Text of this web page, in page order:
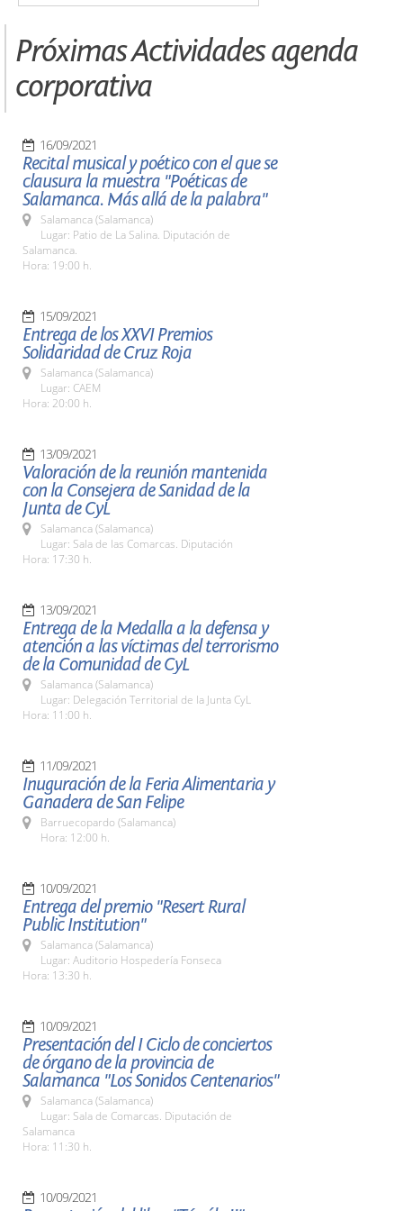
Próximas Actividades agenda
corporativa
16/09/2021
Recital musical y poético con el que se
clausura la muestra "Poéticas de
Salamanca. Más allá de la palabra"
Salamanca (Salamanca)
Lugar: Patio de La Salina. Diputación de
Salamanca.
Hora: 19:00 h.
15/09/2021
Entrega de los XXVI Premios
Solidaridad de Cruz Roja
Salamanca (Salamanca)
Lugar: CAEM
Hora: 20:00 h.
13/09/2021
Valoración de la reunión mantenida
con la Consejera de Sanidad de la
Junta de CyL
Salamanca (Salamanca)
Lugar: Sala de las Comarcas. Diputación
Hora: 17:30 h.
13/09/2021
Entrega de la Medalla a la defensa y
atención a las víctimas del terrorismo
de la Comunidad de CyL
Salamanca (Salamanca)
Lugar: Delegación Territorial de la Junta CyL
Hora: 11:00 h.
11/09/2021
Inuguración de la Feria Alimentaria y
Ganadera de San Felipe
Barruecopardo (Salamanca)
Hora: 12:00 h.
10/09/2021
Entrega del premio "Resert Rural
Public Institution"
Salamanca (Salamanca)
Lugar: Auditorio Hospedería Fonseca
Hora: 13:30 h.
10/09/2021
Presentación del I Ciclo de conciertos
de órgano de la provincia de
Salamanca "Los Sonidos Centenarios"
Salamanca (Salamanca)
Lugar: Sala de Comarcas. Diputación de
Salamanca
Hora: 11:30 h.
10/09/2021